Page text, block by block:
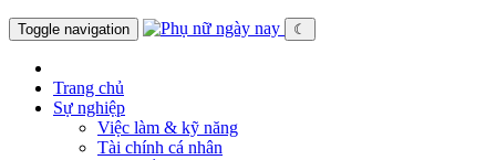
Toggle navigation ☾
Trang chủ
Sự nghiệp
Việc làm & kỹ năng
Tài chính cá nhân